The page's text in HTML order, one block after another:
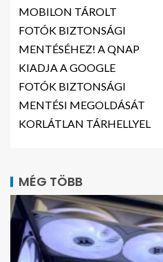
MOBILON TÁROLT
FOTÓK BIZTONSÁGI
MENTÉSÉHEZ! A QNAP
KIADJA A GOOGLE
FOTÓK BIZTONSÁGI
MENTÉSI MEGOLDÁSÁT
KORLÁTLAN TÁRHELLYEL
MÉG TÖBB